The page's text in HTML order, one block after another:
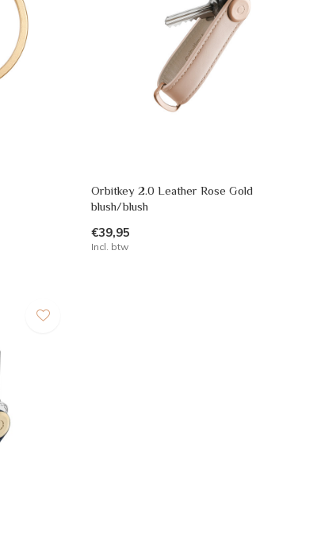
Orbitkey 2.0 Leather Rose Gold
blush/blush
€39,95
Incl. btw